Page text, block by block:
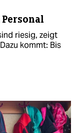
riesig, zeigt
kommt: Bis